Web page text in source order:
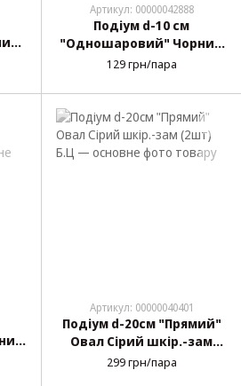
Артикул: 00000042888
Подіум d-10 см
"Одношаровий" Чорний
шкір.-зам (2шт)
129 грн/пара
Артикул: 00000040401
Подіум d-20см "Прямий"
Овал Сірий шкір.-зам
(2шт) Б.Ц
299 грн/пара